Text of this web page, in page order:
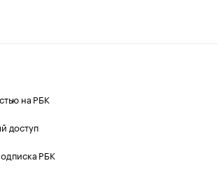
на РБК
доступ
РБК